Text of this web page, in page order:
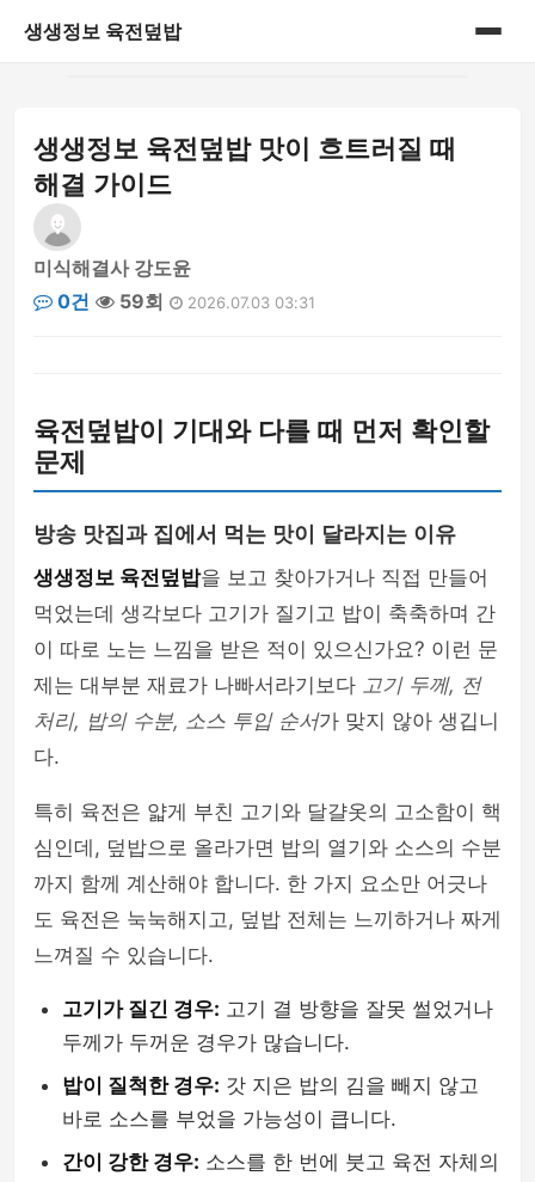
생생정보 육전덮밥
게시판
생생정보 육전덮밥 맛이 흐트러질 때
해결 가이드
미식해결사 강도윤
0건
59회 2026.07.03 03:31
육전덮밥이 기대와 다를 때 먼저 확인할
문제
방송 맛집과 집에서 먹는 맛이 달라지는 이유
생생정보 육전덮밥을 보고 찾아가거나 직접 만들어
먹었는데 생각보다 고기가 질기고 밥이 축축하며 간
이 따로 노는 느낌을 받은 적이 있으신가요? 이런 문
제는 대부분 재료가 나빠서라기보다 고기 두께, 전
처리, 밥의 수분, 소스 투입 순서가 맞지 않아 생깁니
다.
특히 육전은 얇게 부친 고기와 달걀옷의 고소함이 핵
심인데, 덮밥으로 올라가면 밥의 열기와 소스의 수분
까지 함께 계산해야 합니다. 한 가지 요소만 어긋나
도 육전은 눅눅해지고, 덮밥 전체는 느끼하거나 짜게
느껴질 수 있습니다.
고기가 질긴 경우: 고기 결 방향을 잘못 썰었거나
두께가 두꺼운 경우가 많습니다.
밥이 질척한 경우: 갓 지은 밥의 김을 빼지 않고
바로 소스를 부었을 가능성이 큽니다.
간이 강한 경우: 소스를 한 번에 붓고 육전 자체의